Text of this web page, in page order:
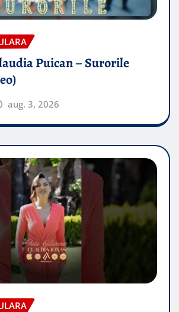
Puican – Surorile
aug. 3, 2026